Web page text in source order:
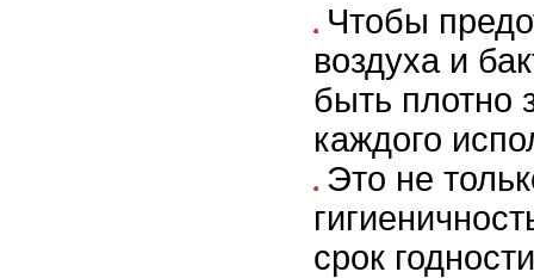
Чтобы
воздуха и
быть плотно
каждого
Это не
срок